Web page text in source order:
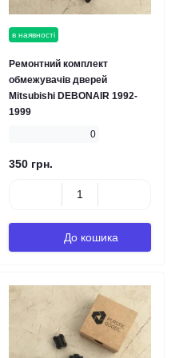
в наявності
Ремонтний комплект
обмежувачів дверей
Mitsubishi DEBONAIR 1992-
1999
0
350 грн.
До кошика